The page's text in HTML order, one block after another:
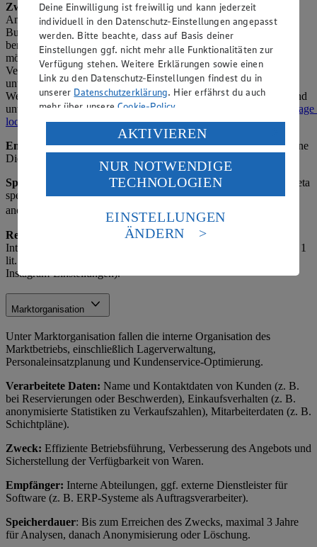
Zweck:Betrieb der Instagram-Präsenz, Beantwortung von
Anfragen, Marketing (z. B. gezielte Werbung) und Community-
Building. Insights-Daten werden von Meta anonymisiert
bereitgestellt, sodass keine Rückschlüsse auf einzelne Personen
möglich sind. Nähere Informationen zur gemeinsamen
Verantwortlichkeit mit Meta Platforms Ireland Ltd. finden Sie
unter
https://www.facebook.com/legal/controller_addendum
Weitere Informationen zum Datenschutz bei Instagram Insights sind
unter
https://www.facebook.com/legal/terms/
locale=de_DEverfügbar.
Empfänger:Meta (als gemeinsamer Verantwortlicher), ggf. externe
Dienstleister und Werbeagenturen.
Speicherdauer:
Solange das Profil aktiv ist oder bis Widerruf, Meta
speichert nach eigenen Richtlinien. Hinweis: Insights-Daten sind
anonymisiert.
Rechtsgrundlage:
Art. 6 Abs. 1 lit. f) DSGVO (berechtigtes
Interesse am Betrieb der Social-Media-Präsenz) sowie Art. 6 Abs. 1
lit. a) DSGVO (Einwilligung für personalisierte Werbung über
Instagram-Einstellungen).
Marktorganisation
Unter Marktorganisation fallen die interne Organisation des
Marktbetriebs, einschließlich Lagerverwaltung,
Personaleinsatzplanung und Kundenservice-Optimierung.
Verarbeitete Daten: Name und Kontaktdaten von Kunden (z. B.
bei Reservierungen oder Beschwerden), Einkaufsverhalten (z. B.
anonymisierte Statistiken zu Verkaufszahlen), Mitarbeiterdaten (z. B.
Schichtpläne).
Zweck: Effiziente Betriebsführung, Verbesserung des Angebots und
Sicherstellung der Verfügbarkeit von Waren.
Empfänger: Interne Abteilungen, ggf. externe Dienstleister für
Software (z. B. ERP-Systeme als Auftragsverarbeiter).
Speicherdauer: Bis zum Erreichen des Zwecks, maximal 3 Jahre
für Analysen, danach Anonymisierung oder Löschung.
Deine Einwilligung ist freiwillig und kann jederzeit
individuell in den Datenschutz-Einstellungen angepasst
werden. Bitte beachte, dass auf Basis deiner
Einstellungen ggf. nicht mehr alle Funktionalitäten zur
Verfügung stehen. Weitere Erklärungen sowie einen
Link zu den Datenschutz-Einstellungen findest du in
unserer Datenschutzerklärung. Hier erfährst du auch
mehr über unsereCookie-Policy.
Verarbeitung deiner personenbezogenen Daten in den
USA durch Facebook und YouTube:
Wenn du auf „Aktivieren“ klickst, willigst du im Sinne
des Art. 49 Abs. 1 Satz 1 lit. a) DSGVO ein, dass deine
Daten in den USA verarbeitet werden. Der EuGH sieht
die USA als Land mit einem nach europäischen
Standards nicht angemessenen Datenschutzniveau an.
Es besteht das Risiko eines Zugriffs durch US-
Informationen zum Herausgeber der Seite findest du
imImpressum
AKTIVIEREN
NUR NOTWENDIGE
TECHNOLOGIEN
EINSTELLUNGEN
ÄNDERN